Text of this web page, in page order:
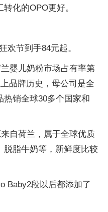
化的OPO更好。
欢节到手84元起。
婴儿奶粉市场占有率第
品牌历史，母公司是全
销全球30多个国家和
自荷兰，属于全球优质
脱脂牛奶等，新鲜度比较
Baby2段以后都添加了